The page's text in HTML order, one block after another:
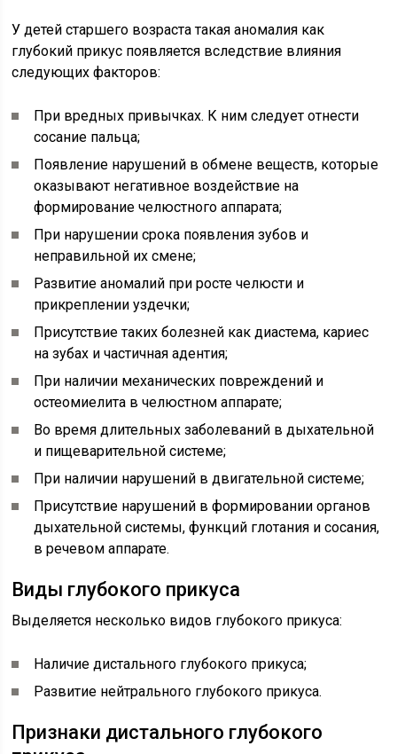
У детей старшего возраста такая аномалия как
глубокий прикус появляется вследствие влияния
следующих факторов:
При вредных привычках. К ним следует отнести
сосание пальца;
Появление нарушений в обмене веществ, которые
оказывают негативное воздействие на
формирование челюстного аппарата;
При нарушении срока появления зубов и
неправильной их смене;
Развитие аномалий при росте челюсти и
прикреплении уздечки;
Присутствие таких болезней как диастема, кариес
на зубах и частичная адентия;
При наличии механических повреждений и
остеомиелита в челюстном аппарате;
Во время длительных заболеваний в дыхательной
и пищеварительной системе;
При наличии нарушений в двигательной системе;
Присутствие нарушений в формировании органов
дыхательной системы, функций глотания и сосания,
в речевом аппарате.
Виды глубокого прикуса
Выделяется несколько видов глубокого прикуса:
Наличие дистального глубокого прикуса;
Развитие нейтрального глубокого прикуса.
Признаки дистального глубокого